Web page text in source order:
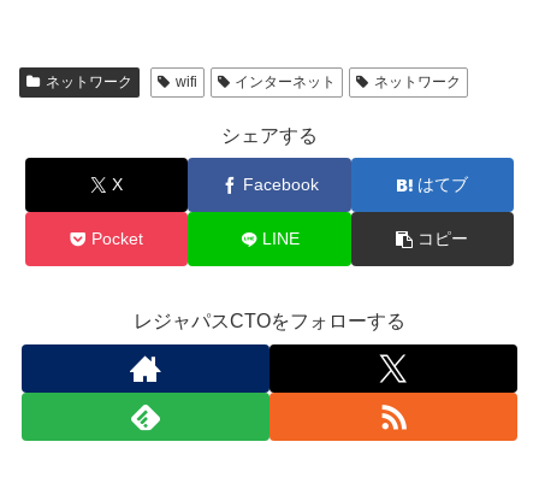
ネットワーク wifi インターネット ネットワーク
シェアする
X Facebook はてブ
Pocket LINE コピー
レジャパスCTOをフォローする